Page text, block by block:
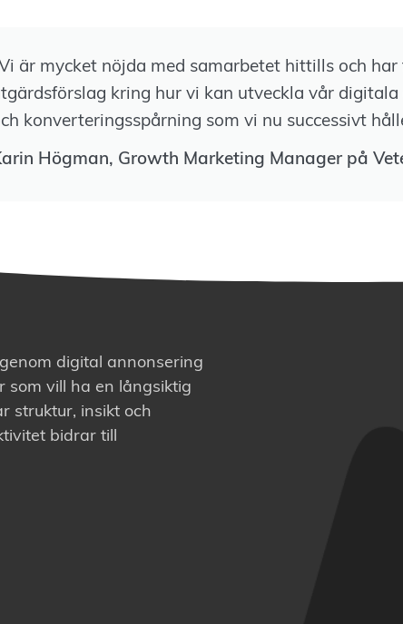
är mycket nöjda med samarbetet hittills och
kring hur vi kan utveckla vår
konverteringsspårning som vi nu successivt
Högman, Growth Marketing Manager på
digital annonsering
som vill ha en långsiktig
struktur, insikt och
bidrar till